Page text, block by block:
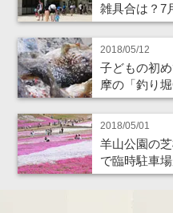
雑具合は？7
2018/05/12
子どもの初
摩の「釣り
2018/05/01
羊山公園の
で臨時駐車